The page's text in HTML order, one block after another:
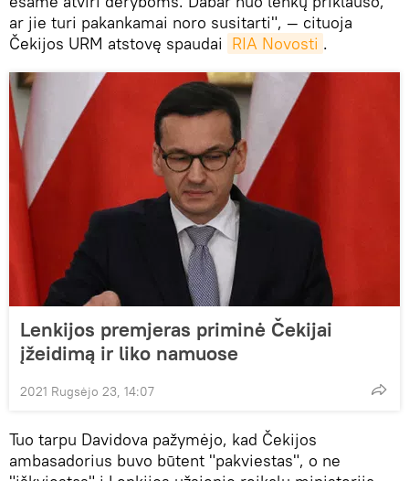
ar jie turi pakankamai noro susitarti", — cituoja
Čekijos URM atstovę spaudai RIA Novosti .
Lenkijos premjeras priminė Čekijai
įžeidimą ir liko namuose
2021 Rugsėjo 23, 14:07
Tuo tarpu Davidova pažymėjo, kad Čekijos
ambasadorius buvo būtent "pakviestas", o ne